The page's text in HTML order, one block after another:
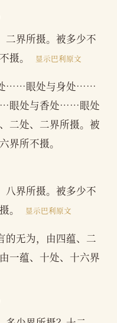
二界所摄。被多少不
摄。
显示巴利原文
……眼处与身处……
眼处与香处……眼处
二处、二界所摄。被
界所不摄。
八界所摄。被多少不
。
显示巴利原文
的无为，由四蕴、二
一蕴、十处、十六界